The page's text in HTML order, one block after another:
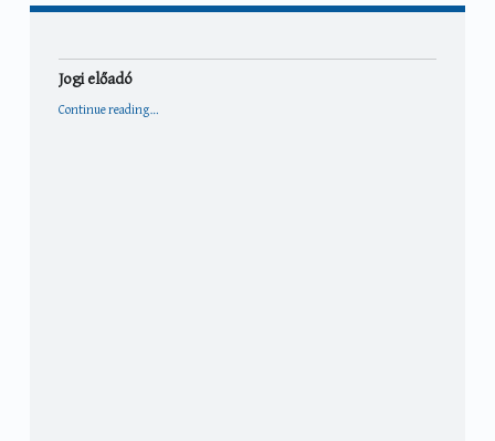
Jogi előadó
Continue reading…